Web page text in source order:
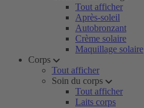
Tout afficher
Après-soleil
Autobronzant
Crème solaire
Maquillage solaire
Corps
Tout afficher
Soin du corps
Tout afficher
Laits corps